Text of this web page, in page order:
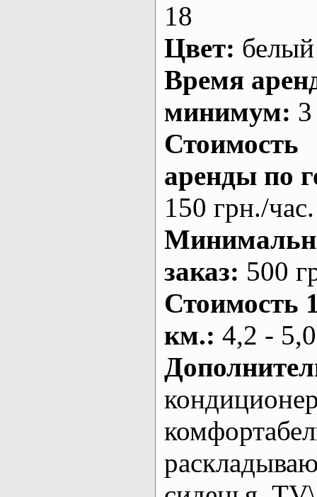
18
Цвет: белый
Время
минимум:
Стоимость
аренды по
150 грн./час.
заказ: 500
Стоимость
км.: 4,2 -